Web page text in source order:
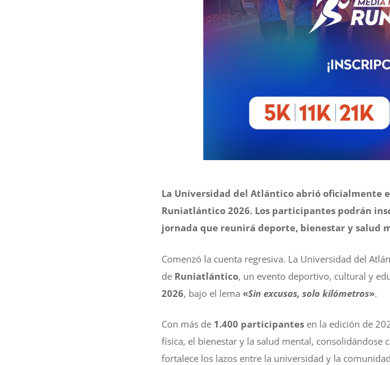
La Universidad del Atlántico abrió oficialmente
Runiatlántico 2026. Los participantes podrán
jornada que reunirá deporte, bienestar y salud
Comenzó la cuenta regresiva. La Universidad del
de Runiatlántico, un evento deportivo, cultural y
2026, bajo el lema«Sin excusas, solo kilómetros».
Con más de 1.400 participantes en la edición de
física, el bienestar y la salud mental, consolidándose
fortalece los lazos entre la universidad y la